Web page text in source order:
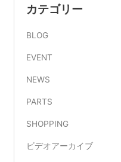
カテゴリー
BLOG
EVENT
NEWS
PARTS
SHOPPING
ビデオアーカイブ